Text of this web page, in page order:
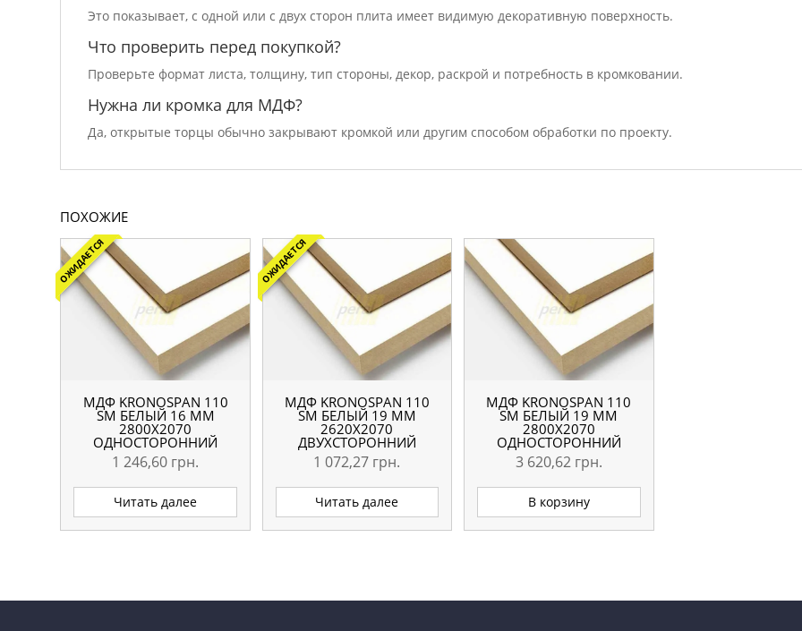
Это показывает, с одной или с двух сторон плита имеет видимую декоративную поверхность.
Что проверить перед покупкой?
Проверьте формат листа, толщину, тип стороны, декор, раскрой и потребность в кромковании.
Нужна ли кромка для МДФ?
Да, открытые торцы обычно закрывают кромкой или другим способом обработки по проекту.
ПОХОЖИЕ
ОЖИДАЕТСЯ
МДФ KRONOSPAN 110
SM БЕЛЫЙ 16 ММ
2800Х2070
ОДНОСТОРОННИЙ
1 246,60 грн.
Читать далее
ОЖИДАЕТСЯ
МДФ KRONOSPAN 110
SM БЕЛЫЙ 19 ММ
2620Х2070
ДВУХСТОРОННИЙ
1 072,27 грн.
Читать далее
МДФ KRONOSPAN 110
SM БЕЛЫЙ 19 ММ
2800Х2070
ОДНОСТОРОННИЙ
3 620,62 грн.
В корзину